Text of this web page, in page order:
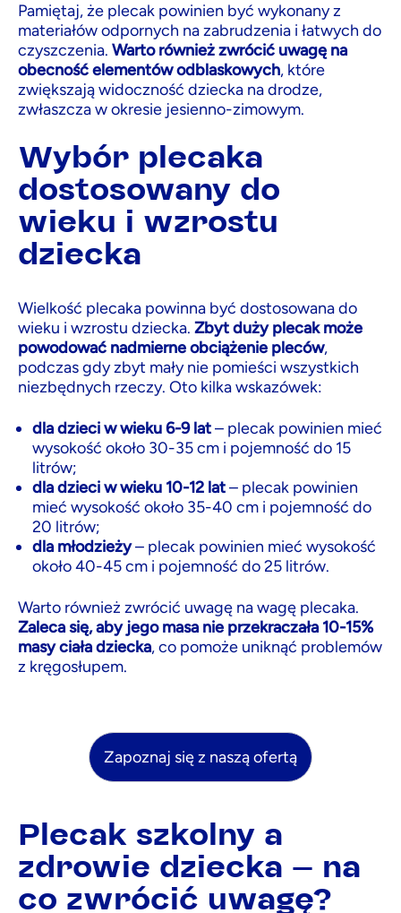
Pamiętaj, że plecak powinien być wykonany z
materiałów odpornych na zabrudzenia i łatwych do
czyszczenia. Warto również zwrócić uwagę na
obecność elementów odblaskowych, które
zwiększają widoczność dziecka na drodze,
zwłaszcza w okresie jesienno-zimowym.
Wybór plecaka
dostosowany do
wieku i wzrostu
dziecka
Wielkość plecaka powinna być dostosowana do
wieku i wzrostu dziecka. Zbyt duży plecak może
powodować nadmierne obciążenie pleców,
podczas gdy zbyt mały nie pomieści wszystkich
niezbędnych rzeczy. Oto kilka wskazówek:
dla dzieci w wieku 6-9 lat– plecak powinien mieć
wysokość około 30-35 cm i pojemność do 15
litrów;
dla dzieci w wieku 10-12 lat– plecak powinien
mieć wysokość około 35-40 cm i pojemność do
20 litrów;
dla młodzieży– plecak powinien mieć wysokość
około 40-45 cm i pojemność do 25 litrów.
Warto również zwrócić uwagę na wagę plecaka.
Zaleca się, aby jego masa nie przekraczała 10-15%
masy ciała dziecka, co pomoże uniknąć problemów
z kręgosłupem.
Plecak szkolny a
zdrowie dziecka - na
co zwrócić uwagę?